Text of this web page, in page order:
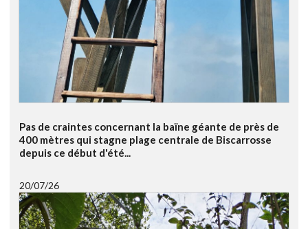
Pas de craintes concernant la baïne géante de près de
400 mètres qui stagne plage centrale de Biscarrosse
depuis ce début d'été...
20/07/26